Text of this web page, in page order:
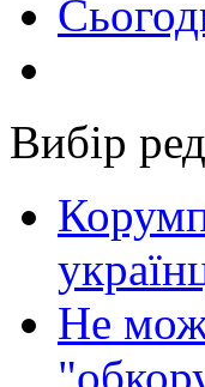
Вибір
Не